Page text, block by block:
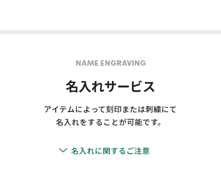
NAME ENGRAVING
名入れサービス
アイテムによって刻印または刺繍にて
名入れをすることが可能です。
名入れに関するご注意